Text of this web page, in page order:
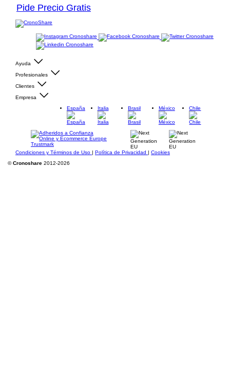
Pide Precio Gratis
Ayuda
Profesionales
Clientes
Empresa
España
Italia Brasil México Chile
Condiciones y Términos de Uso | Política de Privacidad | Cookies
©Cronoshare 2012-2026